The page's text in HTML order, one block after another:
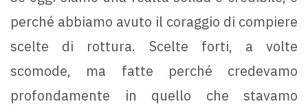
perché abbiamo avuto il coraggio di compiere
scelte di rottura. Scelte forti, a volte
scomode, ma fatte perché credevamo
profondamente in quello che stavamo